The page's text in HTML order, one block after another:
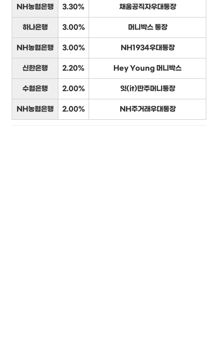
NH농협은행 3.30% 채움공직자우대통장
하나은행 3.00% 머니박스 통장
NH농협은행 3.00% NH1934우대통장
신한은행 2.20% Hey Young 머니박스
수협은행 2.00% 잇(it)딴주머니통장
NH농협은행 2.00% NH주거래우대통장